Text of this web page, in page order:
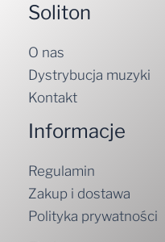
Soliton
O nas
Dystrybucja muzyki
Kontakt
Informacje
Regulamin
Zakup i dostawa
Polityka prywatności